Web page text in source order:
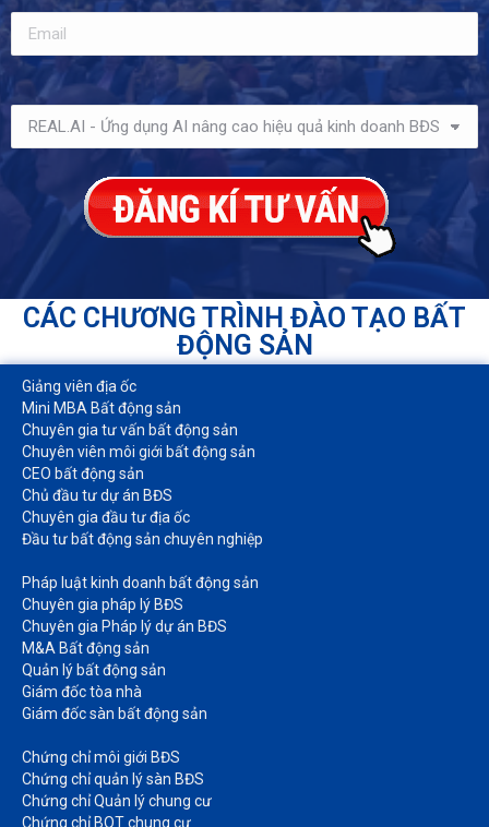
CÁC CHƯƠNG TRÌNH ĐÀO TẠO BẤT
ĐỘNG SẢN
Giảng viên địa ốc
Mini MBA Bất động sản
Chuyên gia tư vấn bất động sản
Chuyên viên môi giới bất động sản​
CEO bất động sản
Chủ đầu tư dự án BĐS
Chuyên gia đầu tư địa ốc​
Đầu tư bất động sản chuyên nghiệp
Pháp luật kinh doanh bất động sản​
Chuyên gia pháp lý BĐS
Chuyên gia Pháp lý dự án BĐS
M&A Bất động sản​
Quản lý bất động sản
Giám đốc tòa nhà​
Giám đốc sàn bất động sản
Chứng chỉ môi giới BĐS​
Chứng chỉ quản lý sàn BĐS
Chứng chỉ Quản lý chung cư​
Chứng chỉ BQT chung cư​